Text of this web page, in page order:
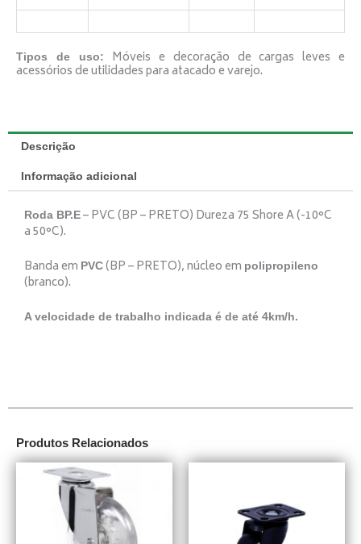
Tipos de uso: Móveis e decoração de cargas leves e
acessórios de utilidades para atacado e varejo.
Descrição
Informação adicional
Roda BP.E – PVC (BP – PRETO) Dureza 75 Shore A (-10°C
a 50°C).
Banda em PVC (BP – PRETO), núcleo em polipropileno
(branco).
A velocidade de trabalho indicada é de até 4km/h.
Produtos Relacionados